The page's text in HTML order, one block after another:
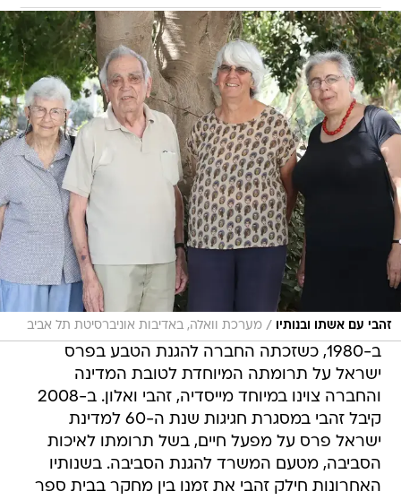
זהבי עם אשתו ובנותיו / מערכת וואלה, באדיבות אוניברסיטת תל אביב
ב-1980, כשזכתה החברה להגנת הטבע בפרס
ישראל על תרומתה המיוחדת לטובת המדינה
והחברה צוינו במיוחד מייסדיה, זהבי ואלון. ב-2008
קיבל זהבי במסגרת חגיגות שנת ה-60 למדינת
ישראל פרס על מפעל חיים, בשל תרומתו לאיכות
הסביבה, מטעם המשרד להגנת הסביבה. בשנותיו
האחרונות חילק זהבי את זמנו בין מחקר בבית ספר